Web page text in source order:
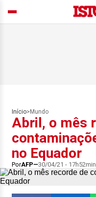
Início> Mundo
Abril, o mês
no Equador
PorAFP 30/04/21 - 17h52min